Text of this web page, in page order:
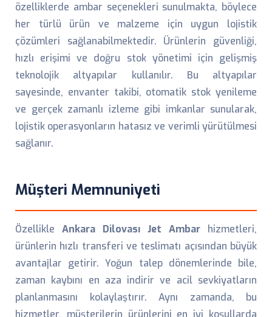
özelliklerde ambar seçenekleri sunulmakta, böylece
her türlü ürün ve malzeme için uygun lojistik
çözümleri sağlanabilmektedir. Ürünlerin güvenliği,
hızlı erişimi ve doğru stok yönetimi için gelişmiş
teknolojik altyapılar kullanılır. Bu altyapılar
sayesinde, envanter takibi, otomatik stok yenileme
ve gerçek zamanlı izleme gibi imkanlar sunularak,
lojistik operasyonların hatasız ve verimli yürütülmesi
sağlanır.
Müşteri Memnuniyeti
Özellikle Ankara Dilovası Jet Ambar hizmetleri,
ürünlerin hızlı transferi ve teslimatı açısından büyük
avantajlar getirir. Yoğun talep dönemlerinde bile,
zaman kaybını en aza indirir ve acil sevkiyatların
planlanmasını kolaylaştırır. Aynı zamanda, bu
hizmetler, müşterilerin ürünlerini en iyi koşullarda